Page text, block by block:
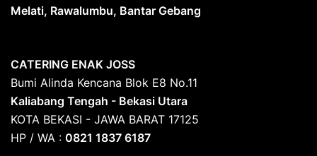
Melati, Rawalumbu, Bantar Gebang
CATERING ENAK JOSS
Bumi Alinda Kencana Blok E8 No.11
Kaliabang Tengah - Bekasi Utara
KOTA BEKASI - JAWA BARAT 17125
HP / WA : 0821 1837 6187